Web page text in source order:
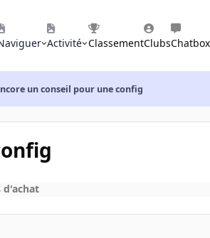
Activité ClassementClubsChatbox
un conseil pour une config
d'achat